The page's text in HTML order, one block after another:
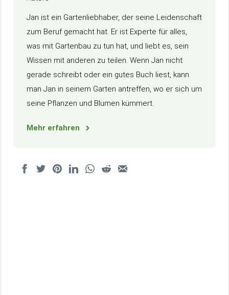
Jan ist ein Gartenliebhaber, der seine Leidenschaft
zum Beruf gemacht hat. Er ist Experte für alles,
was mit Gartenbau zu tun hat, und liebt es, sein
Wissen mit anderen zu teilen. Wenn Jan nicht
gerade schreibt oder ein gutes Buch liest, kann
man Jan in seinem Garten antreffen, wo er sich um
seine Pflanzen und Blumen kümmert.
Mehr erfahren